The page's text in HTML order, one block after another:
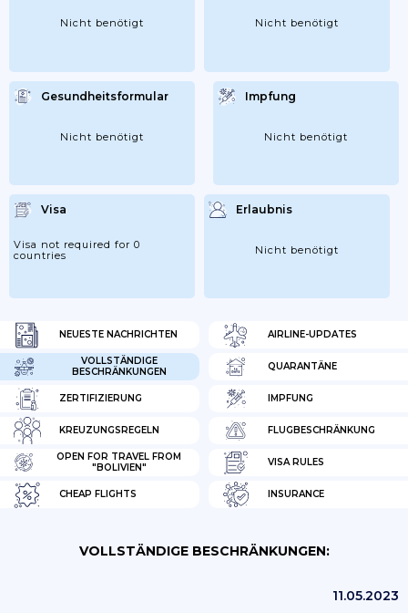
NEUESTE NACHRICHTEN AIRLINE-UPDATES
VOLLSTÄNDIGE
BESCHRÄNKUNGEN
QUARANTÄNE
ZERTIFIZIERUNG IMPFUNG
KREUZUNGSREGELN FLUGBESCHRÄNKUNG
OPEN FOR TRAVEL FROM
"BOLIVIEN"
VISA RULES
CHEAP FLIGHTS INSURANCE
Nicht benötigt Nicht benötigt
Gesundheitsformular
Nicht benötigt
Impfung
Nicht benötigt
Visa
Visa not required for 0
countries
Erlaubnis
Nicht benötigt
VOLLSTÄNDIGE BESCHRÄNKUNGEN:
11.05.2023